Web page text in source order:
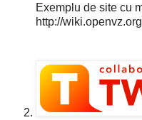
Exemplu de site cu
http://